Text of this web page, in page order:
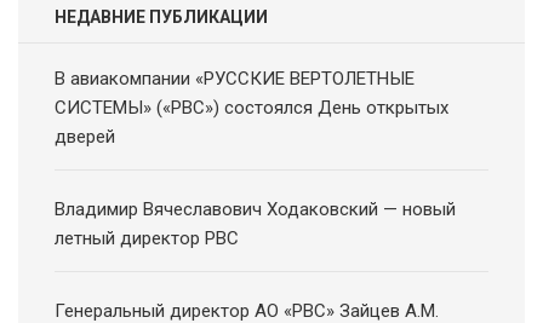
НЕДАВНИЕ ПУБЛИКАЦИИ
В авиакомпании «РУССКИЕ ВЕРТОЛЕТНЫЕ
СИСТЕМЫ» («РВС») состоялся День открытых
дверей
Владимир Вячеславович Ходаковский — новый
летный директор РВС
Генеральный директор АО «РВС» Зайцев А.М.